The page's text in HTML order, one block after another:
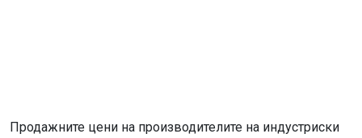
Продажните цени на производителите на индустриски